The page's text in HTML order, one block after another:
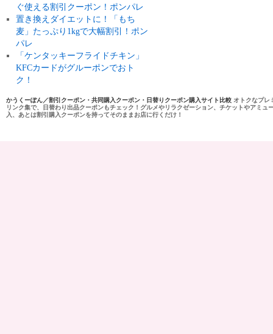
ぐ使える割引クーポン！ポンパレ
置き換えダイエットに！「もち
麦」たっぷり1kgで大幅割引！ポン
パレ
「ケンタッキーフライドチキン」
KFCカードがグルーポンでおト
ク！
かうくーぽん／割引クーポン・共同購入クーポン・日替りクーポン購入サイト比較 オトクなプレ
リンク集で、日替わり出品クーポンもチェック！グルメやリラクゼーション、チケットやアミ
入、あとは割引購入クーポンを持ってそのままお店に行くだけ！